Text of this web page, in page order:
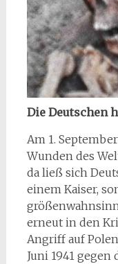
Die Deutschen
Am 1.
Wunden des
da ließ sich
einem Kaiser,
erneut in den
Angriff auf
Juni 1941 gegen